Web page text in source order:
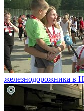
железнодорожника в